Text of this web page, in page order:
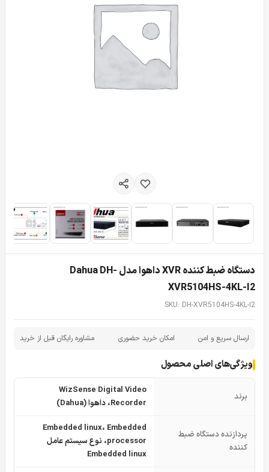
دستگاه ضبط کننده XVR داهوا مدل Dahua DH-
XVR5104HS-4KL-I2
SKU: DH-XVR5104HS-4KL-I2
ارسال سریع و امن امکان خرید حضوری مشاوره رایگان قبل از خرید
ویژگی‌های اصلی محصول
برند
WizSense Digital Video
Recorder، داهوا (Dahua)
پردازنده دستگاه ضبط
کننده
Embedded linux، Embedded
processor، نوع سیستم عامل
Embedded linux